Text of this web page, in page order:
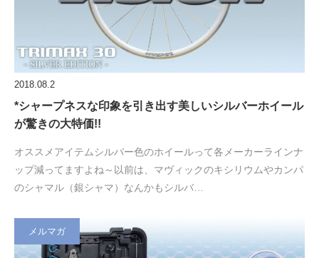
2018.08.2
*シャープネスな印象を引き出す美しいシルバーホイール
が驚きの大特価!!
オススメアイテムシルバー色のホイールって各メーカーラインナ
ップ減ってますよね～以前は、マヴィックのキシリウムやカンパ
のシャマル（銀シャマ）なんかもシルバ…
メルマガ